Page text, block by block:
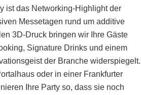
ist das Networking-Highlight der
Messetagen rund um additive
3D-Druck bringen wir Ihre Gäste
Signature Drinks und einem
der Branche widerspiegelt.
oder in einer Frankfurter
Ihre Party so, dass sie noch